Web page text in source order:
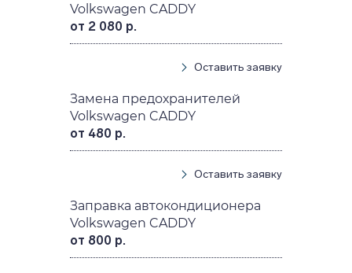
Volkswagen CADDY
от 2 080 р.
Оставить заявку
Замена предохранителей
Volkswagen CADDY
от 480 р.
Оставить заявку
Заправка автокондиционера
Volkswagen CADDY
от 800 р.